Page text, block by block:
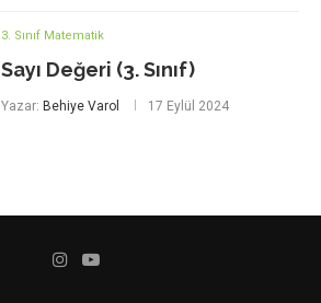
3. Sınıf Matematik
Sayı Değeri (3. Sınıf)
Yazar: Behiye Varol 17 Eylül 2024